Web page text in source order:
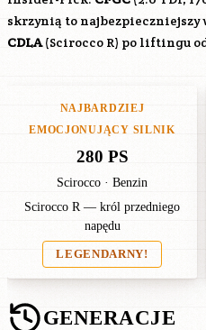
skrzynią to najbezpieczniejszy
CDLA(Scirocco R) po liftingu
NAJBARDZIEJ
EMOCJONUJĄCY SILNIK
280 PS
Scirocco · Benzin
Scirocco R — król przedniego
napędu
LEGENDARNY!
GENERACJE